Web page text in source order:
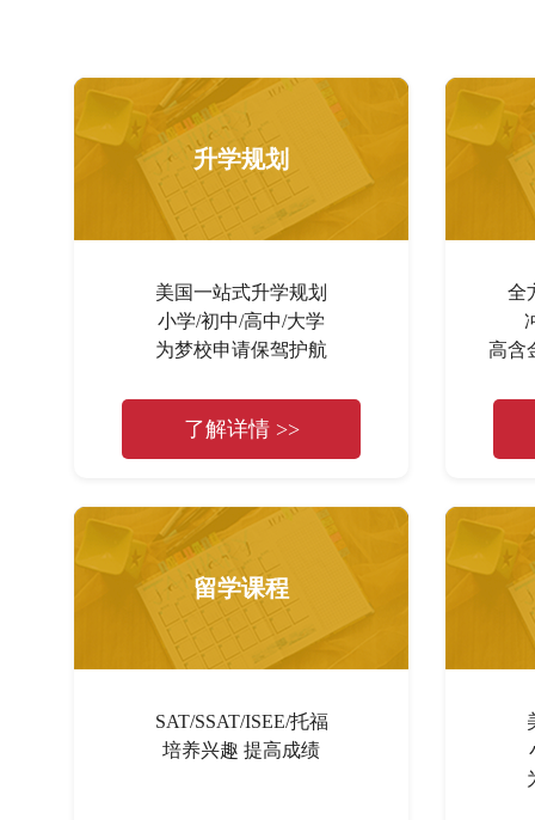
升学规划
美国一站式升学规划
小学/初中/高中/大学
为梦校申请保驾护航
了解详情 >>
全
高含
留学课程
SAT/SSAT/ISEE/托福
培养兴趣 提高成绩